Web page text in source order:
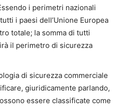
i perimetri nazionali
i paesi dell’Unione Europea
totale; la somma di tutti
il perimetro di sicurezza
di sicurezza commerciale
giuridicamente parlando,
essere classificate come